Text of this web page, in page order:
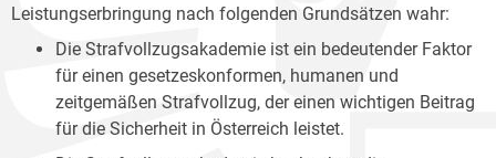
Leistungserbringung nach folgenden Grundsätzen wahr:
Die Strafvollzugsakademie ist ein bedeutender Faktor
für einen gesetzeskonformen, humanen und
zeitgemäßen Strafvollzug, der einen wichtigen Beitrag
für die Sicherheit in Österreich leistet.